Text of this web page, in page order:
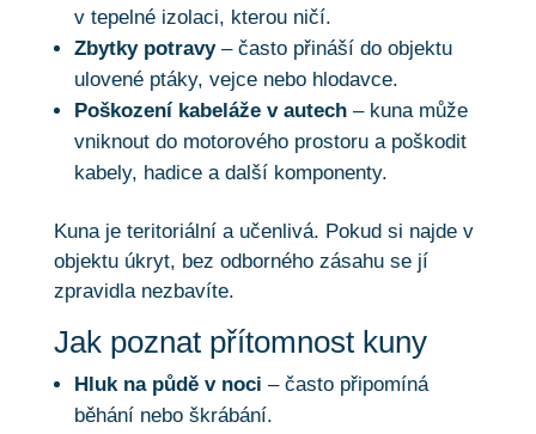
v tepelné izolaci, kterou ničí.
Zbytky potravy– často přináší do objektu
ulovené ptáky, vejce nebo hlodavce.
Poškození kabeláže v autech– kuna může
vniknout do motorového prostoru a poškodit
kabely, hadice a další komponenty.
Kuna je teritoriální a učenlivá. Pokud si najde v
objektu úkryt, bez odborného zásahu se jí
zpravidla nezbavíte.
Jak poznat přítomnost kuny
Hluk na půdě v noci – často připomíná
běhání nebo škrábání.